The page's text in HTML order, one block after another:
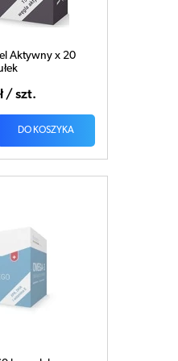
Aktywny x 20
/ szt.
DO KOSZYKA